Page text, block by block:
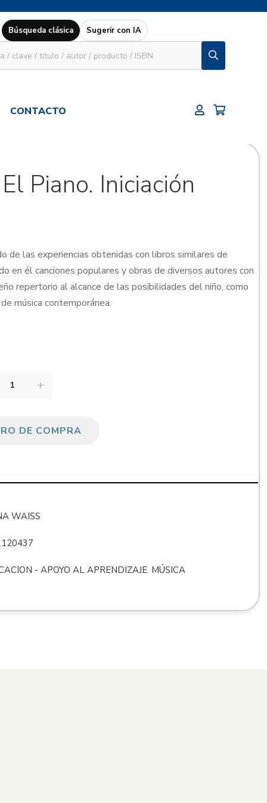
Búsqueda clásica Sugerir con IA
CONTACTO
Piano. Iniciación
de las experiencias obtenidas con libros similares de
en él canciones populares y obras de diversos autores con
repertorio al alcance de las posibilidades del niño, como
música contemporánea.
DE COMPRA
WAISS
- APOYO AL APRENDIZAJE, MÚSICA